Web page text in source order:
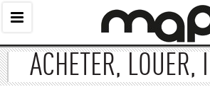
ACHETER, LOUER,